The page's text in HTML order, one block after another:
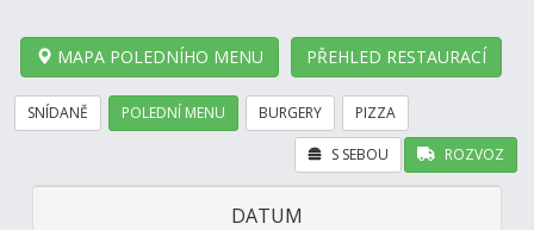
MAPA POLEDNÍHO MENU PŘEHLED RESTAURACÍ
SNÍDANĚ POLEDNÍ MENU BURGERY PIZZA
ROZVOZ
S SEBOU
DATUM